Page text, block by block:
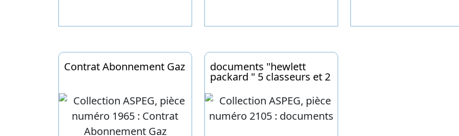
Contrat Abonnement Gaz documents "hewlett
packard " 5 classeurs et 2
livrets